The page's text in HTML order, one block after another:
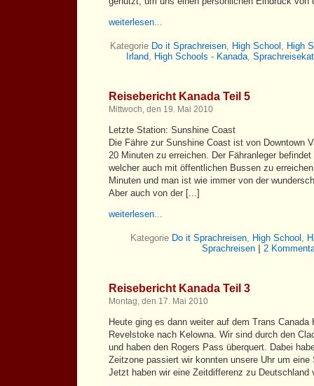
weiterlesen...
Kategorie Do it Sprachreisen, High School , High
Irland, High Schools - Kanada,
Reisebericht Kanada Teil 5
Mittwoch, den 19. Mai 2010
Letzte Station: Sunshine Coast
Die Fähre zur Sunshine Coast ist von Downtown
20 Minuten zu erreichen. Der Fähranleger
welcher auch mit öffentlichen Bussen zu
Minuten und man ist wie immer von der
Aber auch von der [...]
weiterlesen...
Kategorie Do it Sprachreisen, High School ,
Sprachreisen
2
Reisebericht Kanada Teil 3
Montag, den 17. Mai 2010
Heute ging es dann weiter auf dem Trans Canada
Revelstoke nach Kelowna. Wir sind durch den
und haben den Rogers Pass überquert. Dabei
Zeitzone passiert wir konnten unsere Uhr um
Jetzt haben wir eine Zeitdifferenz zu Deutschland